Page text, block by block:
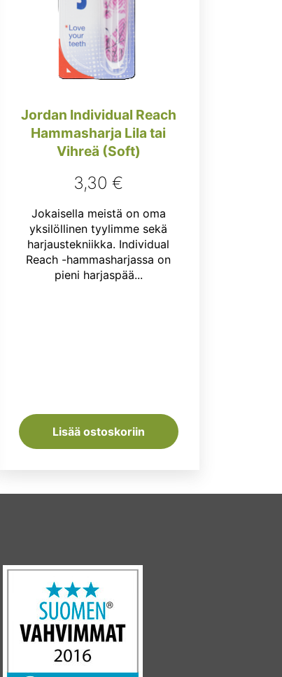
Jordan Individual Reach
Hammasharja Lila tai
Vihreä (Soft)
3,30 €
Jokaisella meistä on oma
yksilöllinen tyylimme sekä
harjaustekniikka. Individual
Reach -hammasharjassa on
pieni harjaspää...
Lisää ostoskoriin